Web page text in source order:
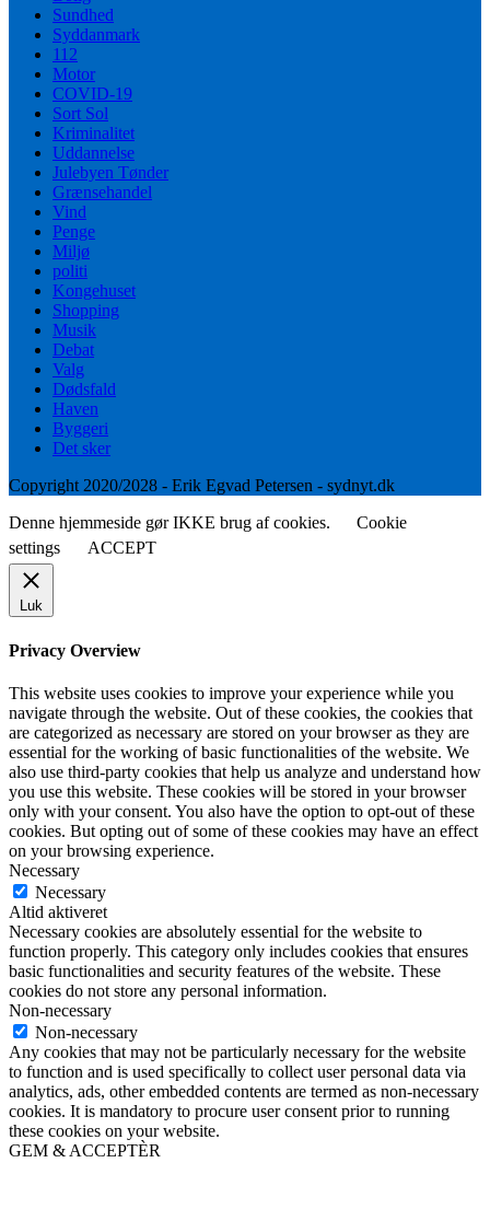
Sundhed
Syddanmark
112
Motor
COVID-19
Sort Sol
Kriminalitet
Uddannelse
Julebyen Tønder
Grænsehandel
Vind
Penge
Miljø
politi
Kongehuset
Shopping
Musik
Debat
Valg
Dødsfald
Haven
Byggeri
Det sker
Copyright 2020/2028 - Erik Egvad Petersen - sydnyt.dk
Denne hjemmeside gør IKKE brug af cookies.
Cookie
settings
ACCEPT
Luk
Privacy Overview
This website uses cookies to improve your experience while you
navigate through the website. Out of these cookies, the cookies that
are categorized as necessary are stored on your browser as they are
essential for the working of basic functionalities of the website. We
also use third-party cookies that help us analyze and understand how
you use this website. These cookies will be stored in your browser
only with your consent. You also have the option to opt-out of these
cookies. But opting out of some of these cookies may have an effect
on your browsing experience.
Necessary
Necessary
Altid aktiveret
Necessary cookies are absolutely essential for the website to
function properly. This category only includes cookies that ensures
basic functionalities and security features of the website. These
cookies do not store any personal information.
Non-necessary
Non-necessary
Any cookies that may not be particularly necessary for the website
to function and is used specifically to collect user personal data via
analytics, ads, other embedded contents are termed as non-necessary
cookies. It is mandatory to procure user consent prior to running
these cookies on your website.
GEM & ACCEPTÈR